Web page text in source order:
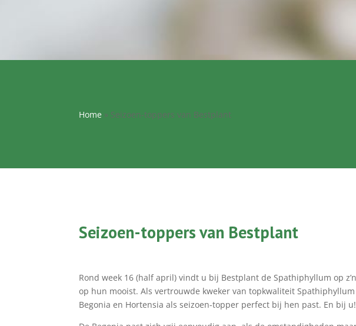
Home » Seizoen-toppers van Bestplant
Seizoen-toppers van Bestplant
Rond week 16 (half april) vindt u bij Bestplant de Spathiphyllum op
op hun mooist. Als vertrouwde kweker van topkwaliteit
Begonia en Hortensia als seizoen-topper perfect bij hen past. En bij u!